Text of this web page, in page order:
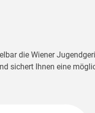
die Wiener
sichert Ihnen eine